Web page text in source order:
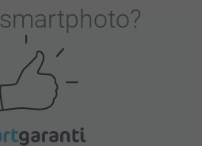
smartphoto?